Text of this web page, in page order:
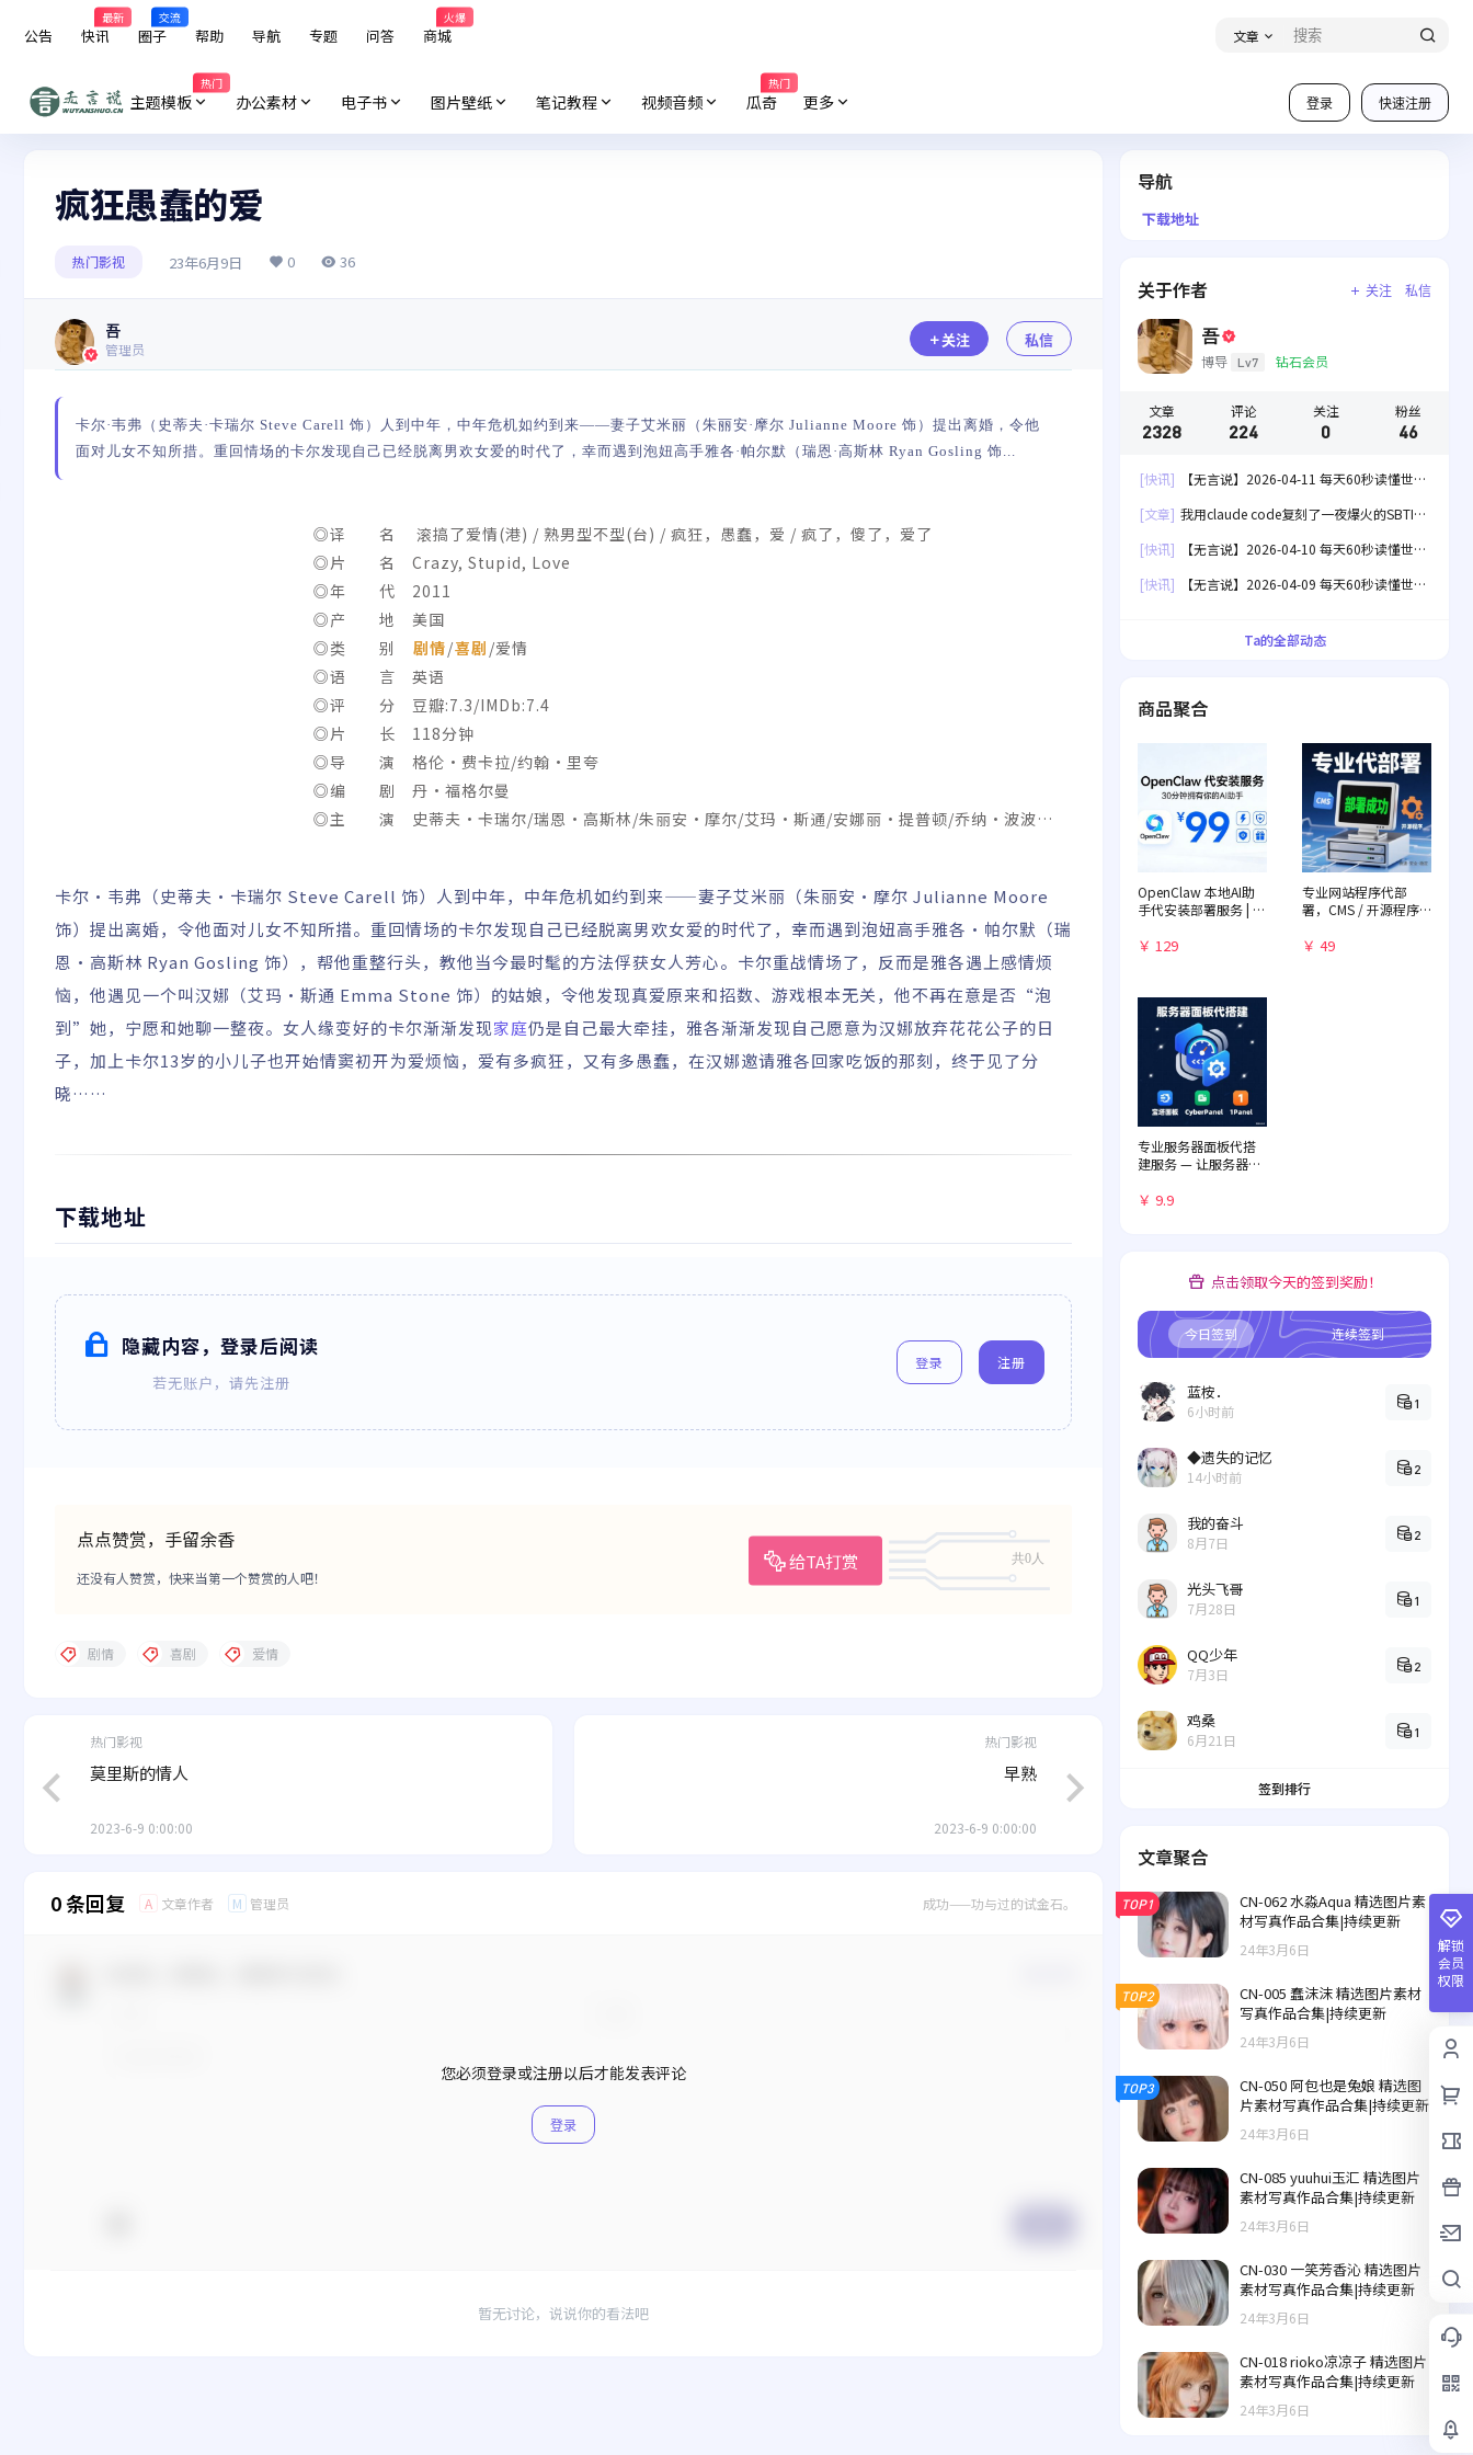
公告 快讯
最新
圈子
交流
帮助 导航 专题 问答 商城
火爆
文章
登录 快速注册
主题模板
热门
办公素材 电子书 图片壁纸 笔记教程 视频音频 瓜奇
热门
更多
疯狂愚蠢的爱
热门影视 23年6月9日 0 36
吾
管理员 关注 私信
卡尔·韦弗（史蒂夫·卡瑞尔 Steve Carell 饰）人到中年，中年危机如约到来——妻子艾米丽（朱丽安·摩尔 Julianne Moore 饰）提出离婚，令他
面对儿女不知所措。重回情场的卡尔发现自己已经脱离男欢女爱的时代了，幸而遇到泡妞高手雅各·帕尔默（瑞恩·高斯林 Ryan Gosling 饰...
◎译 名 滚搞了爱情(港) / 熟男型不型(台) / 疯狂，愚蠢，爱 / 疯了，傻了，爱了
◎片 名 Crazy, Stupid, Love
◎年 代 2011
◎产 地 美国
◎类 别 剧情/喜剧 /爱情
◎语 言 英语
◎评 分 豆瓣:7.3/IMDb:7.4
◎片 长 118分钟
◎导 演 格伦·费卡拉/约翰·里夸
◎编 剧 丹·福格尔曼
◎主 演 史蒂夫·卡瑞尔/瑞恩·高斯林/朱丽安·摩尔/艾玛·斯通/安娜丽·提普顿/乔纳·波波/
卡尔·韦弗（史蒂夫·卡瑞尔 Steve Carell 饰）人到中年，中年危机如约到来——妻子艾米丽（朱丽安·摩尔 Julianne Moore
饰）提出离婚，令他面对儿女不知所措。重回情场的卡尔发现自己已经脱离男欢女爱的时代了，幸而遇到泡妞高手雅各·帕尔默（瑞
恩·高斯林 Ryan Gosling 饰），帮他重整行头，教他当今最时髦的方法俘获女人芳心。卡尔重战情场了，反而是雅各遇上感情烦
恼，他遇见一个叫汉娜（艾玛·斯通 Emma Stone 饰）的姑娘，令他发现真爱原来和招数、游戏根本无关，他不再在意是否“泡
到”她，宁愿和她聊一整夜。女人缘变好的卡尔渐渐发现家庭仍是自己最大牵挂，雅各渐渐发现自己愿意为汉娜放弃花花公子的日
子，加上卡尔13岁的小儿子也开始情窦初开为爱烦恼，爱有多疯狂，又有多愚蠢，在汉娜邀请雅各回家吃饭的那刻，终于见了分
晓……
下载地址
隐藏内容，登录后阅读
若无账户，请先注册
登录 注册
点点赞赏，手留余香
给TA打赏 共0人
还没有人赞赏，快来当第一个赞赏的人吧！
剧情 喜剧 爱情
热门影视
莫里斯的情人
2023-6-9 0:00:00
热门影视
早熟
2023-6-9 0:00:00
0 条回复 A 文章作者 M 管理员 成功——功与过的试金石。
您必须登录或注册以后才能发表评论
登录
暂无讨论，说说你的看法吧
导航
下载地址
关于作者 关注 私信
吾
博导 Lv7 钻石会员
文章
2328
评论
224
关注
0
粉丝
46
[快讯]
【无言说】2026-04-11 每天60秒读懂世
[文章] 我用claude code复刻了一夜爆火的SBTI
[快讯]
【无言说】2026-04-10 每天60秒读懂世
[快讯]
【无言说】2026-04-09 每天60秒读懂世
Ta的全部动态
商品聚合
OpenClaw 本地AI助
手代安装部署服务 | 远
门教程
￥ 129
专业网站程序代部
署，CMS / 开源程序
￥ 49
专业服务器面板代搭
建服务 — 让服务器管
￥ 9.9
点击领取今天的签到奖励！
今日签到 连续签到
蓝桉．
6小时前 1
◆遗失的记忆
14小时前 2
我的奋斗
8月7日 2
光头飞哥
7月28日 1
QQ少年
7月3日 2
鸡桑
6月21日 1
签到排行
文章聚合
TOP1
CN-062 水淼Aqua 精选图片素
材写真作品合集|持续更新
24年3月6日
TOP2
CN-005 蠢沫沫 精选图片素材
写真作品合集|持续更新
24年3月6日
TOP3
CN-050 阿包也是兔娘 精选图
片素材写真作品合集|持续更新
24年3月6日
CN-085 yuuhui玉汇 精选图片
素材写真作品合集|持续更新
24年3月6日
CN-030 一笑芳香沁 精选图片
素材写真作品合集|持续更新
24年3月6日
CN-018 rioko凉凉子 精选图片
素材写真作品合集|持续更新
24年3月6日
解锁
会员
权限